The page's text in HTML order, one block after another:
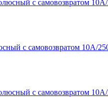
с самовозвратом 10А/